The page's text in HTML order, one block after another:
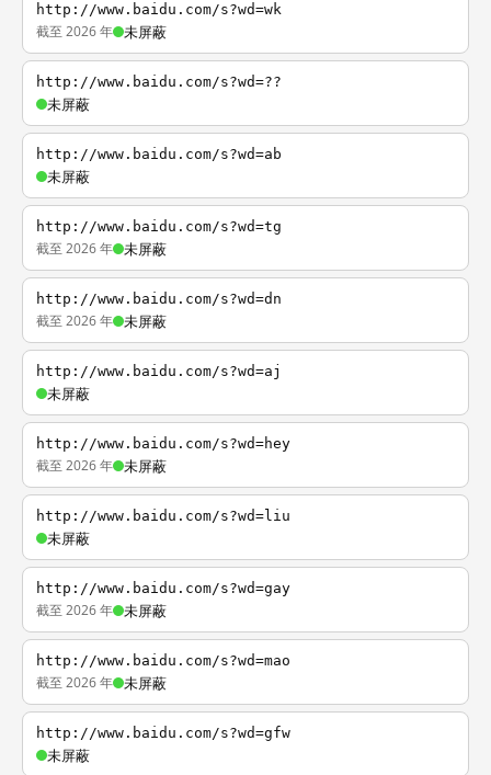
http://www.baidu.com/s?wd=wk
截至 2026 年 未屏蔽
http://www.baidu.com/s?wd=??
未屏蔽
http://www.baidu.com/s?wd=ab
未屏蔽
http://www.baidu.com/s?wd=tg
截至 2026 年 未屏蔽
http://www.baidu.com/s?wd=dn
截至 2026 年 未屏蔽
http://www.baidu.com/s?wd=aj
未屏蔽
http://www.baidu.com/s?wd=hey
截至 2026 年 未屏蔽
http://www.baidu.com/s?wd=liu
未屏蔽
http://www.baidu.com/s?wd=gay
截至 2026 年 未屏蔽
http://www.baidu.com/s?wd=mao
截至 2026 年 未屏蔽
http://www.baidu.com/s?wd=gfw
未屏蔽